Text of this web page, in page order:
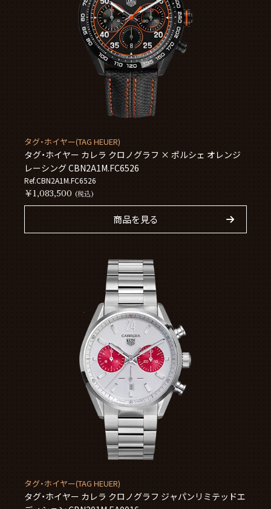
タグ・ホイヤー(TAG HEUER)
タグ・ホイヤー カレラ クロノグラフ × ポルシェ オレンジ
レーシング CBN2A1M.FC6526
Ref.CBN2A1M.FC6526
￥1,083,500 (税込)
商品を見る
タグ・ホイヤー(TAG HEUER)
タグ・ホイヤー カレラ クロノグラフ ジャパンリミテッドエ